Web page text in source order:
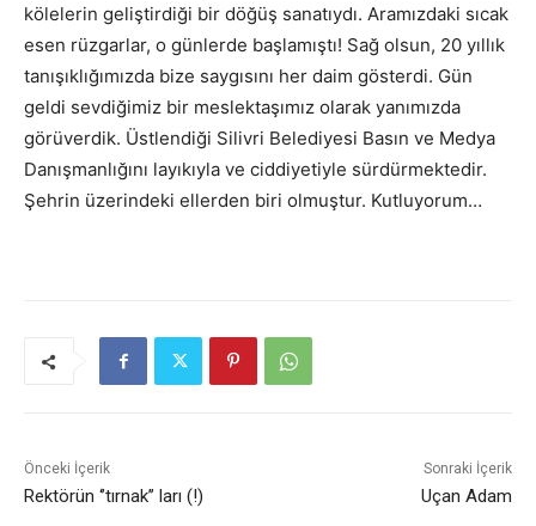
kölelerin geliştirdiği bir döğüş sanatıydı. Aramızdaki sıcak
esen rüzgarlar, o günlerde başlamıştı! Sağ olsun, 20 yıllık
tanışıklığımızda bize saygısını her daim gösterdi. Gün
geldi sevdiğimiz bir meslektaşımız olarak yanımızda
görüverdik. Üstlendiği Silivri Belediyesi Basın ve Medya
Danışmanlığını layıkıyla ve ciddiyetiyle sürdürmektedir.
Şehrin üzerindeki ellerden biri olmuştur. Kutluyorum…
Önceki İçerik
Rektörün ‘’tırnak’’ ları (!)
Sonraki İçerik
Uçan Adam